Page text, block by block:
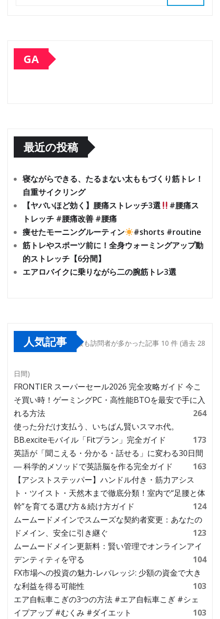
GA
最近の投稿
寝ながらできる、たるまない太ももづくり筋トレ！
自重サイクリング
【ヤバいほど効く】腰痛ストレッチ3選
#腰痛ス
トレッチ #腰痛改善 #腰痛
痩せたモーニングルーティン
#shorts #routine
筋トレやスポーツ前に！全身ウォーミングアップ動
的ストレッチ【6分間】
エアロバイクに乗りながら二の腕筋トレ3選
人気記事 最も訪問者が多かった記事 10 件 (過去 28
日間)
FRONTIER スーパーセール2026 完全攻略ガイド 今こ
そ買い時！ゲーミングPC・高性能BTOを最安で手に入
れる方法
264
使った分だけ支払う、いちばん賢いスマホ代。
BB.exciteモバイル「Fitプラン」完全ガイド
173
英語が「聞こえる・分かる・話せる」に変わる30日間
― 科学的メソッドで英語脳を作る完全ガイド
163
【アシストステッパー】ハンドル付き・筋力アシス
ト・ツイスト・天然木まで徹底分類！室内で“足腰と体
幹”を育てる選び方＆続け方ガイド
124
ムームードメインでスムーズな契約者変更：あなたの
ドメイン、安全に引き継ぐ
123
ムームードメイン更新料：賢い管理でオンラインアイ
デンティティを守る
104
FX市場への投資の魅力-レバレッジ: 少額の資金で大き
な利益を得る可能性
103
エア自転車こぎの3つの方法 #エア自転車こぎ #シェ
イプアップ #むくみ #ダイエット
103